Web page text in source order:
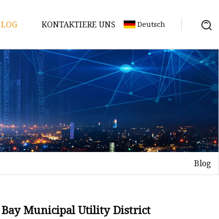
KONTAKTIERE UNS Deutsch
Blog
Municipal Utility District